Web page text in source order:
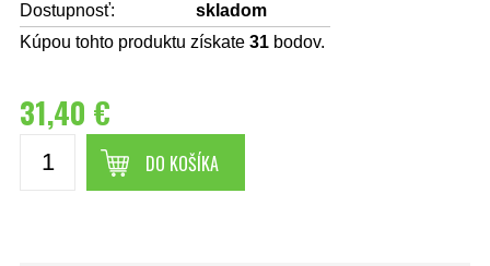
Dostupnosť:
skladom
Kúpou tohto produktu získate 31 bodov.
31,40 €
DO KOŠÍKA